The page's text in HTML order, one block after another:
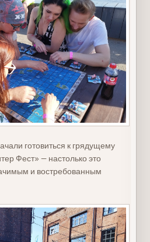
готовиться к грядущему
Фест» — настолько это
и востребованным